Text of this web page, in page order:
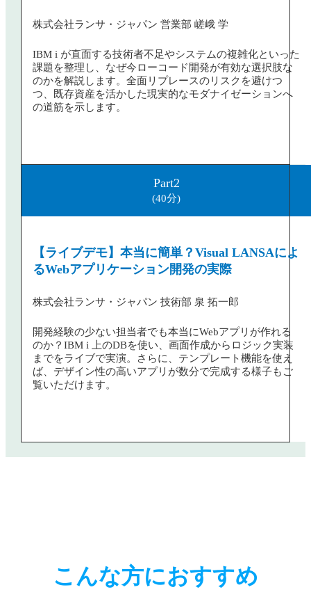
株式会社ランサ・ジャパン 営業部 嵯峨 学
IBM i が直面する技術者不足やシステムの複雑化といった
課題を整理し、なぜ今ローコード開発が有効な選択肢な
のかを解説します。全面リプレースのリスクを避けつ
つ、既存資産を活かした現実的なモダナイゼーションへ
の道筋を示します。
Part2
(40分)
【ライブデモ】本当に簡単？Visual LANSAによ
るWebアプリケーション開発の実際
株式会社ランサ・ジャパン 技術部 泉 拓一郎
開発経験の少ない担当者でも本当にWebアプリが作れる
のか？IBM i 上のDBを使い、画面作成からロジック実装
までをライブで実演。さらに、テンプレート機能を使え
ば、デザイン性の高いアプリが数分で完成する様子もご
覧いただけます。
こんな方におすすめ